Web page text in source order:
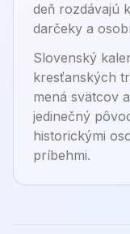
deň rozdávajú
darčeky a
Slovenský
kresťanských
mená svätcov
jedinečný
historickými
príbehmi.